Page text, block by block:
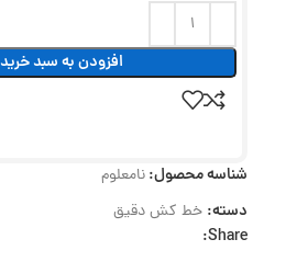
افزودن به سبد خرید
شناسه محصول:نامعلوم
دسته: خط کش دقیق
Share: